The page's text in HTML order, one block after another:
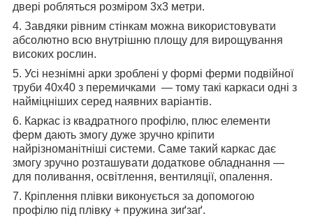
двері робляться розміром 3х3 метри.
4. Завдяки рівним стінкам можна використовувати
абсолютно всю внутрішню площу для вирощування
високих рослин.
5. Усі незнімні арки зроблені у формі ферми подвійної
труби 40х40 з перемичками — тому такі каркаси одні з
найміцніших серед наявних варіантів.
6. Каркас із квадратного профілю, плюс елементи
ферм дають змогу дуже зручно кріпити
найрізноманітніші системи. Саме такий каркас дає
змогу зручно розташувати додаткове обладнання —
для поливання, освітлення, вентиляції, опалення.
7. Кріплення плівки виконується за допомогою
профілю під плівку + пружина зиґзаґ.